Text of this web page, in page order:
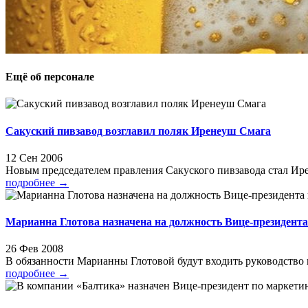
Ещё об персонале
Сакуский пивзавод возглавил поляк Иренеуш Смага
12 Сен 2006
Новым председателем правления Сакуского пивзавода стал
подробнее →
Марианна Глотова назначена на должность Вице-
26 Фев 2008
В обязанности Марианны Глотовой будут входить
подробнее →